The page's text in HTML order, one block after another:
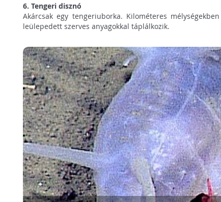
6. Tengeri disznó
Akárcsak egy tengeriuborka. Kilométeres
leülepedett szerves anyagokkal táplálkozik.